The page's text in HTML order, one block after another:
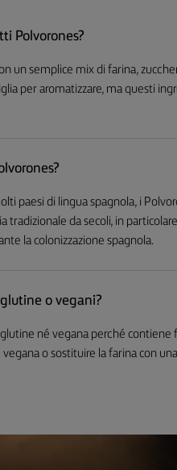
Polvorones?
un semplice mix di farina,
per aromatizzare, ma questi
paesi di lingua spagnola, i
tradizionale da secoli, in
la colonizzazione spagnola.
glutine o vegani?
né vegana perché
o sostituire la farina con